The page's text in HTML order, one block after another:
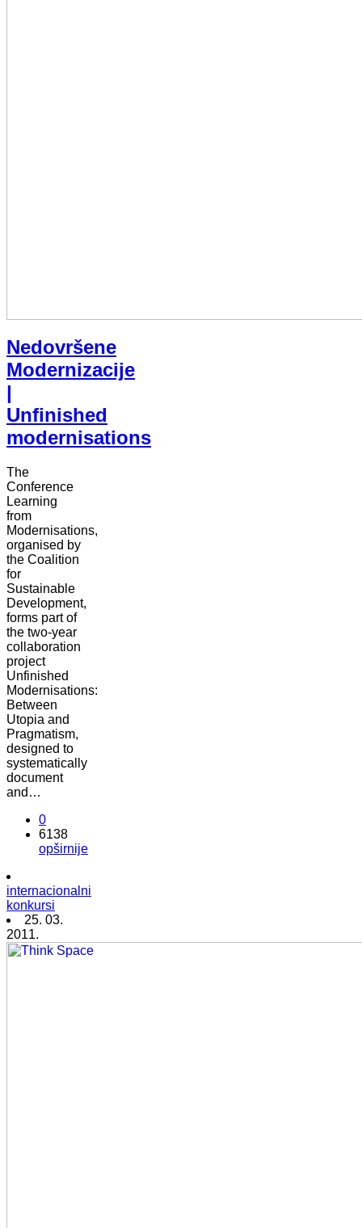
Nedovršene
Modernizacije
|
Unfinished
modernisations
The
Conference
Learning
from
Modernisations,
organised by
the Coalition
for
Sustainable
Development,
forms part of
the two-year
collaboration
project
Unfinished
Modernisations:
Between
Utopia and
Pragmatism,
designed to
systematically
document
and…
0
6138
opširnije
internacionalni
konkursi
25. 03.
2011.